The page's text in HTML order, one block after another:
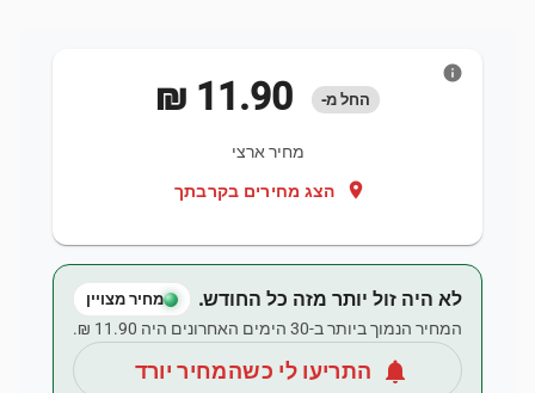
החל מ-
מחיר ארצי
location_on הצג מחירים בקרבתך
info
לא היה זול יותר מזה כל החודש. מחיר מצויין
המחיר הנמוך ביותר ב-30 הימים האחרונים היה ‏11.90 ‏₪.
notifications התריעו לי כשהמחיר יורד